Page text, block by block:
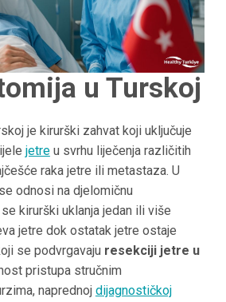
u Turskoj
je kirurški zahvat koji uključuje
jetreu svrhu liječenja različitih
raka jetre ili metastaza. U
odnosi na djelomičnu
kirurški uklanja jedan ili više
jetre dok ostatak jetre ostaje
se podvrgavaju resekciji jetre u
pristupa stručnim
naprednoj dijagnostičkoj